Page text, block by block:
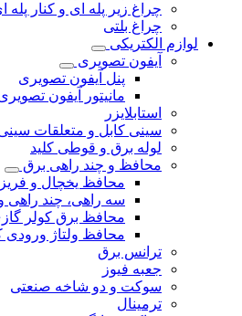
چراغ‌ زیر‌ پله‌ ای و کنار‌ پله‌
چراغ بلتی
لوازم الکتریکی
آیفون تصویری
پنل آیفون تصویری
مانیتور آیفون
استابلایزر
سینی کابل و متعلقات
لوله برق و قوطی کلید
محافظ و چند راهی برق
محافظ یخچال و
سه راهی، چند راهی
محافظ برق کولر
محافظ ولتاژ ورودی
ترانس برق
جعبه فیوز
سوکت و دو شاخه صنعتی
ترمینال